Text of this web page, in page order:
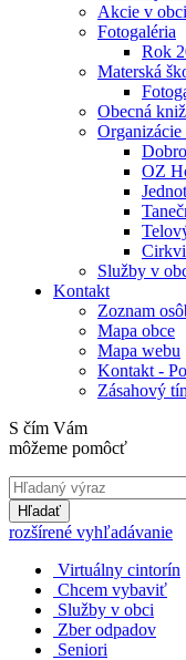
Akcie v
Fotogaléria
Rok
Materská
Obecná
Organizácie
OZ
Služby v
Kontakt
Zoznam
Mapa obce
Mapa webu
Kontakt -
Zásahový
S čím Vám
môžeme pomôcť
Hľadať
rozšírené vyhľadávanie
Virtuálny cintorín
Chcem vybaviť
Služby v obci
Zber odpadov
Seniori